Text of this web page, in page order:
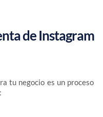
de Instagram
tu negocio es un proceso